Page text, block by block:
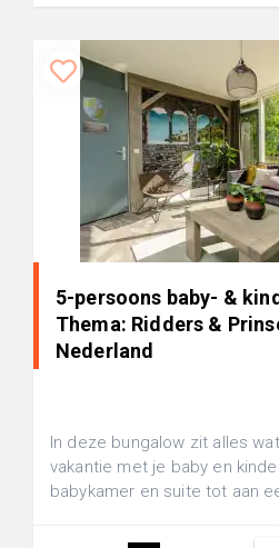
5-persoons baby- &
Thema: Ridders &
Nederland
In deze bungalow zit alles
vakantie met je baby en
babykamer en suite tot aan